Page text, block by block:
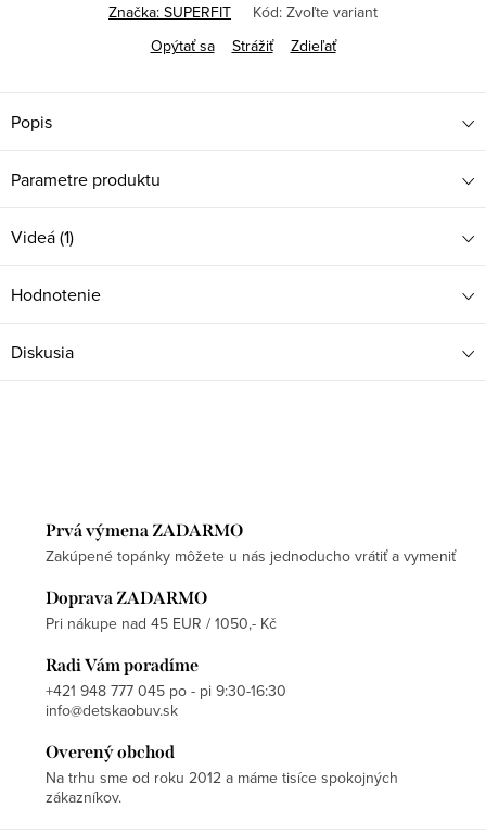
Značka: SUPERFIT Kód: Zvoľte variant
Opýtať sa
Strážiť Zdieľať
Popis
Parametre produktu
Videá (1)
Hodnotenie
Diskusia
Prvá výmena ZADARMO
Zakúpené topánky môžete u nás jednoducho vrátiť a vymeniť
Doprava ZADARMO
Pri nákupe nad 45 EUR / 1050,- Kč
Radi Vám poradíme
+421 948 777 045 po - pi 9:30-16:30
info@detskaobuv.sk
Overený obchod
Na trhu sme od roku 2012 a máme tisíce spokojných
zákazníkov.